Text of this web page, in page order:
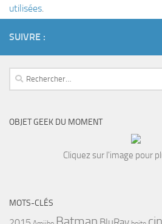
utilisées.
SUIVRE :
Rechercher :
OBJET GEEK DU MOMENT
Cliquez sur l'image pour
MOTS-CLÉS